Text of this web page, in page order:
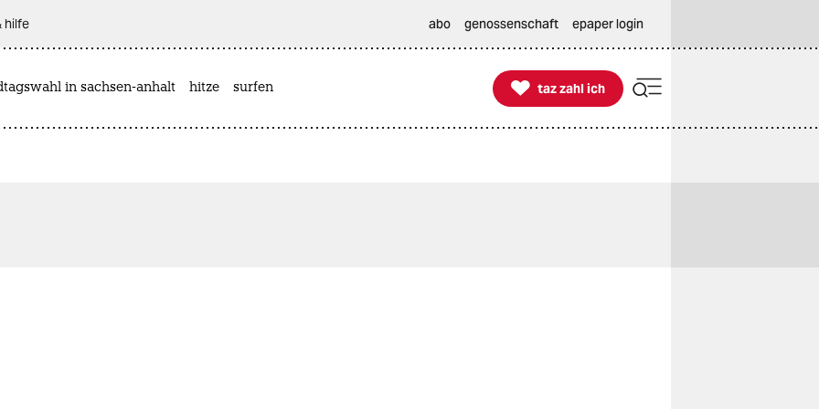
hilfe abo genossenschaft epaper login
in sachsen-anhalt hitze surfen 
taz zahl ich
taz zahl ich